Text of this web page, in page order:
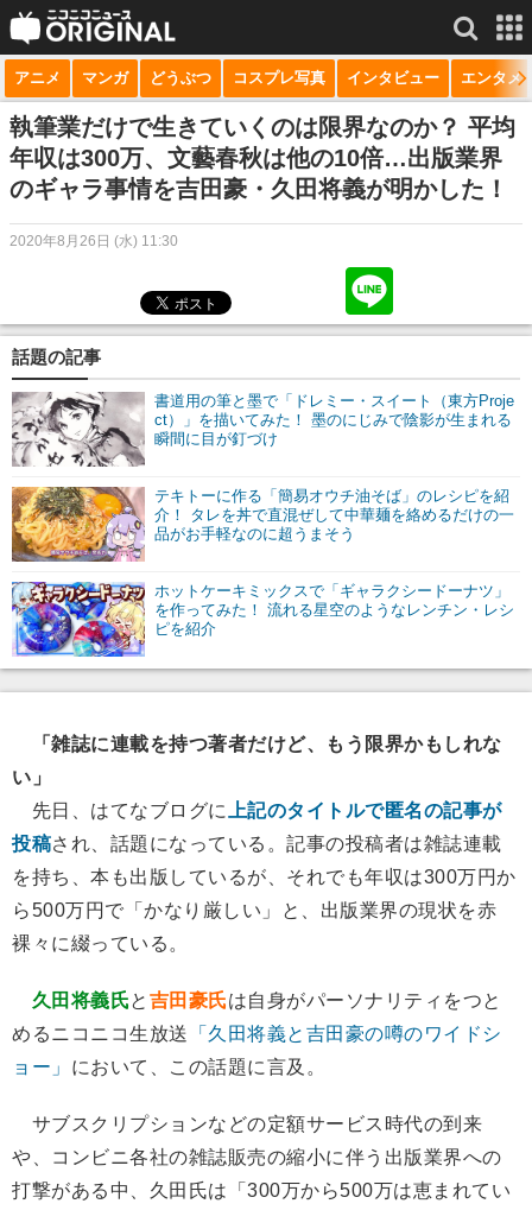
サービス一覧 もっと見る
niconico
動画
生放送
マンガ
ニコニコQ
アニメ マンガ どうぶつ コスプレ写真 インタビュー エンタメ
執筆業だけで生きていくのは限界なのか？ 平均
年収は300万、文藝春秋は他の10倍…出版業界
のギャラ事情を吉田豪・久田将義が明かした！
2020年8月26日 (水) 11:30
話題の記事
書道用の筆と墨で「ドレミー・スイート（東方Proje
ct）」を描いてみた！ 墨のにじみで陰影が生まれる
瞬間に目が釘づけ
テキトーに作る「簡易オウチ油そば」のレシピを紹
介！ タレを丼で直混ぜして中華麺を絡めるだけの一
品がお手軽なのに超うまそう
ホットケーキミックスで「ギャラクシードーナツ」
を作ってみた！ 流れる星空のようなレンチン・レシ
ピを紹介
「雑誌に連載を持つ著者だけど、もう限界かもしれな
い」
先日、はてなブログに
上記のタイトルで匿名の記事が
投稿され、話題になっている。記事の投稿者は雑誌連載
を持ち、本も出版しているが、それでも年収は300万円か
ら500万円で「かなり厳しい」と、出版業界の現状を赤
裸々に綴っている。
久田将義氏と 吉田豪氏は自身がパーソナリティをつと
めるニコニコ生放送 「久田将義と吉田豪の噂のワイドシ
ョー」 において、この話題に言及。
サブスクリプションなどの定額サービス時代の到来
や、コンビニ各社の雑誌販売の縮小に伴う出版業界への
打撃がある中、久田氏は「300万から500万は恵まれてい